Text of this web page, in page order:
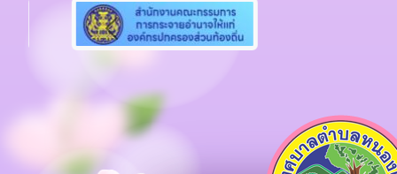
Previous